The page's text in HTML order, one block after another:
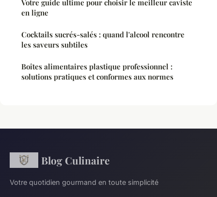
Votre guide ultime pour choisir le meilleur caviste
en ligne
Cocktails sucrés-salés : quand l'alcool rencontre
les saveurs subtiles
Boîtes alimentaires plastique professionnel :
solutions pratiques et conformes aux normes
Blog Culinaire
Votre quotidien gourmand en toute simplicité